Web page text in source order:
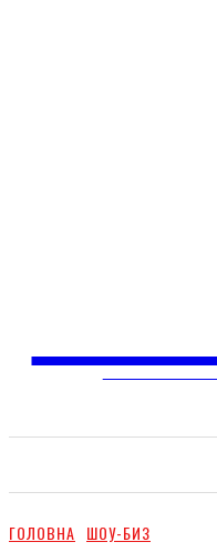
ГОЛОВНА ШОУ-БИЗ